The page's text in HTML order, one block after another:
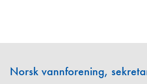
Norsk vannforening,